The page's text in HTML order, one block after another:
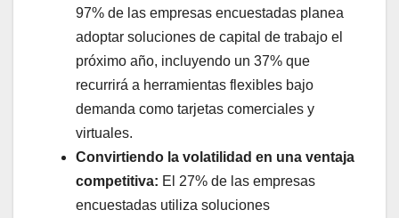
97% de las empresas encuestadas planea
adoptar soluciones de capital de trabajo el
próximo año, incluyendo un 37% que
recurrirá a herramientas flexibles bajo
demanda como tarjetas comerciales y
virtuales.
Convirtiendo la volatilidad en una ventaja
competitiva: El 27% de las empresas
encuestadas utiliza soluciones